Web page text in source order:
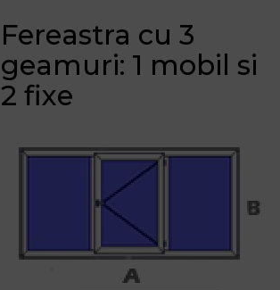
Fereastra cu 3
geamuri: 1 mobil si
2 fixe